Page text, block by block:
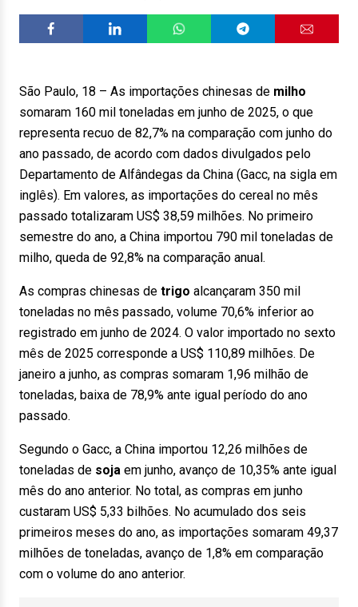
São Paulo, 18 – As importações chinesas de milho
somaram 160 mil toneladas em junho de 2025, o que
representa recuo de 82,7% na comparação com junho do
ano passado, de acordo com dados divulgados pelo
Departamento de Alfândegas da China (Gacc, na sigla em
inglês). Em valores, as importações do cereal no mês
passado totalizaram US$ 38,59 milhões. No primeiro
semestre do ano, a China importou 790 mil toneladas de
milho, queda de 92,8% na comparação anual.
As compras chinesas de trigo alcançaram 350 mil
toneladas no mês passado, volume 70,6% inferior ao
registrado em junho de 2024. O valor importado no sexto
mês de 2025 corresponde a US$ 110,89 milhões. De
janeiro a junho, as compras somaram 1,96 milhão de
toneladas, baixa de 78,9% ante igual período do ano
passado.
Segundo o Gacc, a China importou 12,26 milhões de
toneladas de soja em junho, avanço de 10,35% ante igual
mês do ano anterior. No total, as compras em junho
custaram US$ 5,33 bilhões. No acumulado dos seis
primeiros meses do ano, as importações somaram 49,37
milhões de toneladas, avanço de 1,8% em comparação
com o volume do ano anterior.